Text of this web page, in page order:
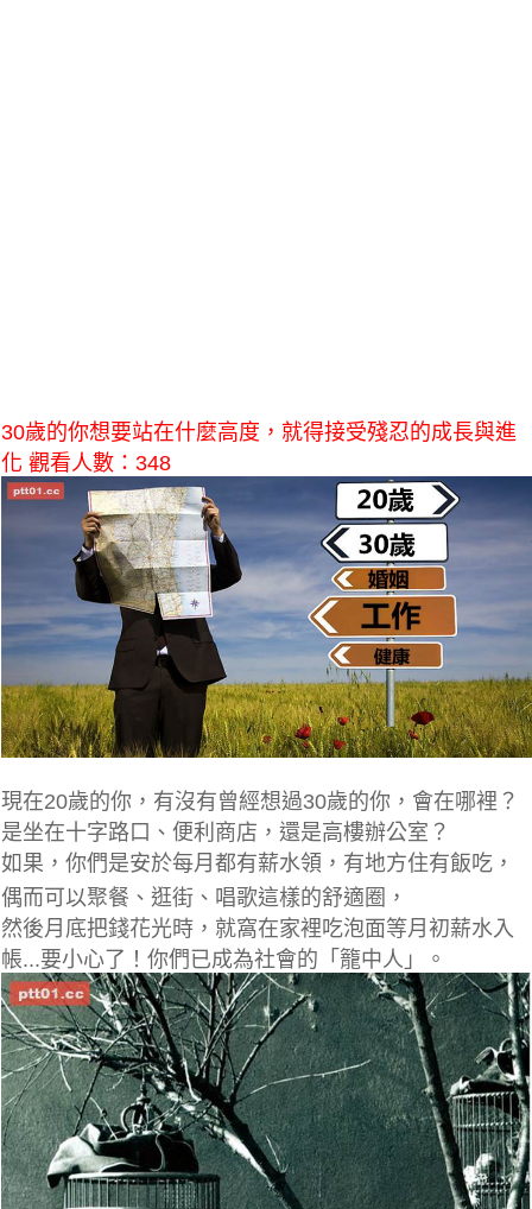
30歲的你想要站在什麼高度，就得接受殘忍的成長與進
化 觀看人數：348
現在20歲的你，有沒有曾經想過30歲的你，會在哪裡？
是坐在十字路口、便利商店，還是高樓辦公室？
如果，你們是安於每月都有薪水領， 有地方住有飯吃，
偶而可以聚餐、逛街、唱歌這樣的舒適圈，
然後月底把錢花光時，就窩在家裡吃泡面等月初薪水入
帳...要小心了！你們已成為社會的「籠中人」。